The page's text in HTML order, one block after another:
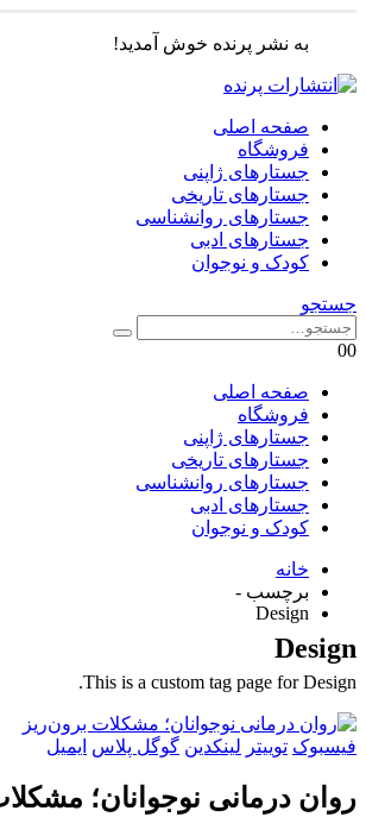
به نشر پرنده خوش آمدید!
صفحه اصلی
فروشگاه
جستارهای ژاپنی
جستارهای تاریخی
جستارهای روانشناسی
جستارهای ادبی
کودک و نوجوان
جستجو
00
صفحه اصلی
فروشگاه
جستارهای ژاپنی
جستارهای تاریخی
جستارهای روانشناسی
جستارهای ادبی
کودک و نوجوان
خانه
برچسب -
Design
Design
This is a custom tag page for Design.
فیسبوک توییتر لینکدین گوگل پلاس ایمیل
روان درمانی‌ نوجوانان؛